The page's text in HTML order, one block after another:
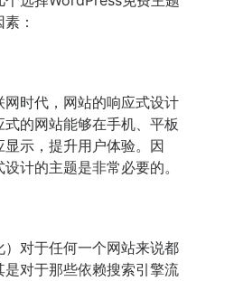
：
时代，网站的响应式设计
的网站能够在手机、平板
示，提升用户体验。因
计的主题是非常必要的。
）对于任何一个网站来说都
对于那些依赖搜索引擎流